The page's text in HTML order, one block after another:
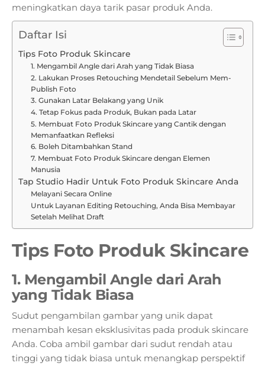
meningkatkan daya tarik pasar produk Anda.
Daftar Isi
Tips Foto Produk Skincare
1. Mengambil Angle dari Arah yang Tidak Biasa
2. Lakukan Proses Retouching Mendetail Sebelum Mem-
Publish Foto
3. Gunakan Latar Belakang yang Unik
4. Tetap Fokus pada Produk, Bukan pada Latar
5. Membuat Foto Produk Skincare yang Cantik dengan
Memanfaatkan Refleksi
6. Boleh Ditambahkan Stand
7. Membuat Foto Produk Skincare dengan Elemen
Manusia
Tap Studio Hadir Untuk Foto Produk Skincare Anda
Melayani Secara Online
Untuk Layanan Editing Retouching, Anda Bisa Membayar
Setelah Melihat Draft
Tips Foto Produk Skincare
1. Mengambil Angle dari Arah
yang Tidak Biasa
Sudut pengambilan gambar yang unik dapat
menambah kesan eksklusivitas pada produk skincare
Anda. Coba ambil gambar dari sudut rendah atau
tinggi yang tidak biasa untuk menangkap perspektif